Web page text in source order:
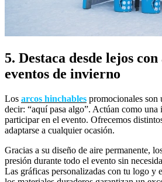
5. Destaca desde lejos
eventos de invierno
Los arcos hinchables promocionales son
decir: “aquí pasa algo”. Actúan como
participar en el evento. Ofrecemos
adaptarse a cualquier ocasión.
Gracias a su diseño de aire permanente,
presión durante todo el evento sin
Las gráficas personalizadas con tu logo y